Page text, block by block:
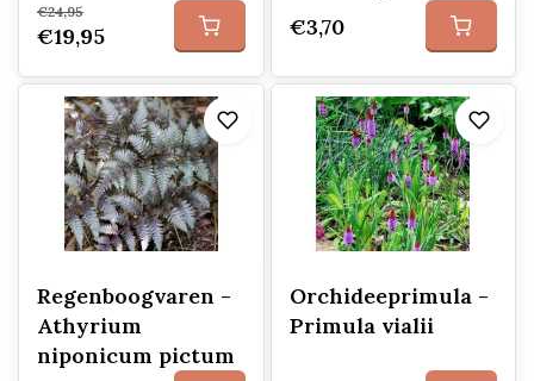
€24,95
€19,95
€3,70
Regenboogvaren -
Athyrium
niponicum pictum
Orchideeprimula -
Primula vialii